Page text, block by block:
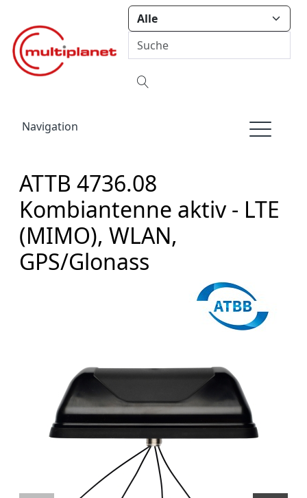
Navigation
ATTB 4736.08
Kombiantenne aktiv - LTE
(MIMO), WLAN,
GPS/Glonass